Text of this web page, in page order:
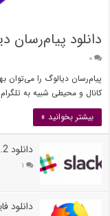
دانلود پیام‌رسان
۰
پیام‌رسان دیالوگ را می‌توان
کانال و محیطی شبیه به
بیشتر بخوانید »
دانلود Slack v3.0.2
۱
دانلود